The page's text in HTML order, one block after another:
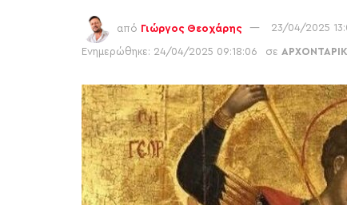
από Γιώργος Θεοχάρης 23/04/2025
Ενημερώθηκε: 24/04/2025 09:18:06 σε